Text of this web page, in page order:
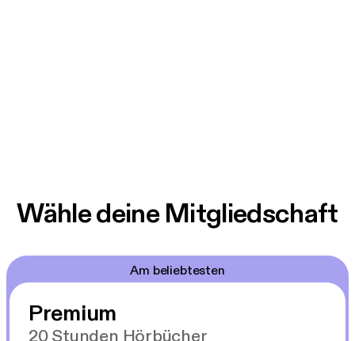
Wähle deine Mitgliedschaft
Am beliebtesten
Premium
20 Stunden Hörbücher